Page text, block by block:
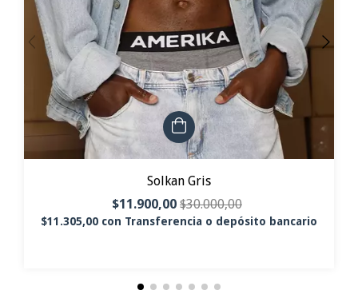
Solkan Gris
$11.900,00 $30.000,00
$11.305,00 con Transferencia o depósito bancario